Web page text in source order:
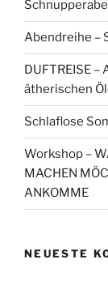
Abendreihe –
DUFTREISE
ätherischen
Schlaflose
Workshop –
MACHEN
ANKOMME
NEUESTE